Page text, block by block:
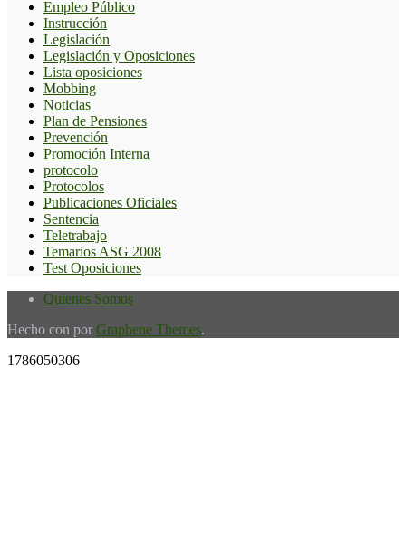
Empleo Público
Instrucción
Legislación
Legislación y Oposiciones
Lista oposiciones
Mobbing
Noticias
Plan de Pensiones
Prevención
Promoción Interna
protocolo
Protocolos
Publicaciones Oficiales
Sentencia
Teletrabajo
Temarios ASG 2008
Test Oposiciones
Quienes Somos
Hecho con por Graphene Themes.
1786050306